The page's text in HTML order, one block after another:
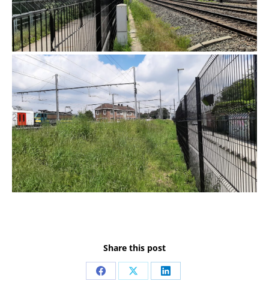
Share this post
Share Share Share